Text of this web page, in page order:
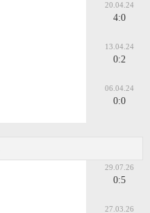
20.04.24
4:0
13.04.24
0:2
06.04.24
0:0
29.07.26
0:5
27.03.26